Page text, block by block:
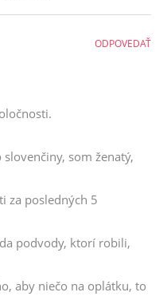
slovenčiny, som ženatý,
za posledných 5
podvody, ktorí robili,
aby niečo na oplátku, to
ODPOVEDAŤ